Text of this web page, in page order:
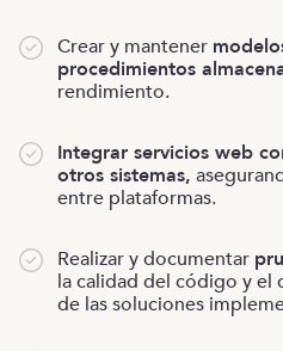
Crear y mantener
procedimientos
rendimiento.
Integrar servicios web
otros sistemas,
entre plataformas.
Realizar y documentar
la calidad del código y
de las soluciones